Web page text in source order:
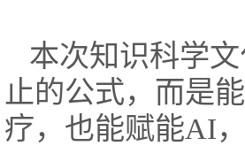
本次知识科学
止的公式，而是
疗，也能赋能AI